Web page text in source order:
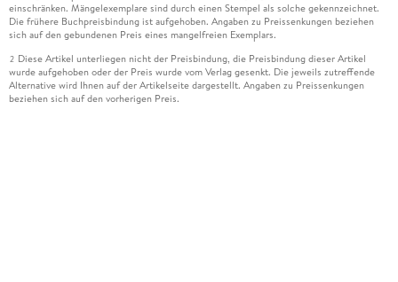
einschränken. Mängelexemplare sind durch einen Stempel als solche gekennzeichnet.
Die frühere Buchpreisbindung ist aufgehoben. Angaben zu Preissenkungen beziehen
sich auf den gebundenen Preis eines mangelfreien Exemplars.
2 Diese Artikel unterliegen nicht der Preisbindung, die Preisbindung dieser Artikel
wurde aufgehoben oder der Preis wurde vom Verlag gesenkt. Die jeweils zutreffende
Alternative wird Ihnen auf der Artikelseite dargestellt. Angaben zu Preissenkungen
beziehen sich auf den vorherigen Preis.